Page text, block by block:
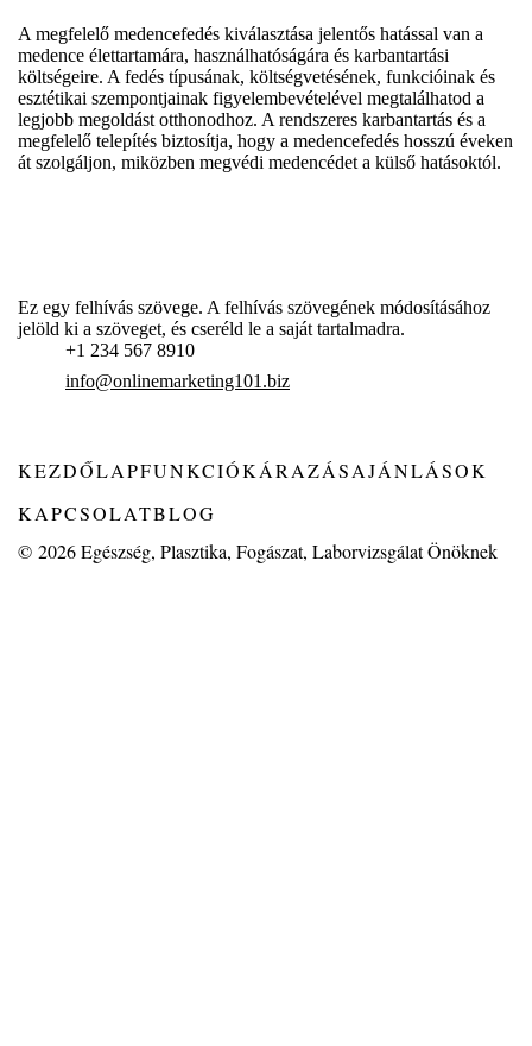
A megfelelő medencefedés kiválasztása jelentős hatással van a
medence élettartamára, használhatóságára és karbantartási
költségeire. A fedés típusának, költségvetésének, funkcióinak és
esztétikai szempontjainak figyelembevételével megtalálhatod a
legjobb megoldást otthonodhoz. A rendszeres karbantartás és a
megfelelő telepítés biztosítja, hogy a medencefedés hosszú éveken
át szolgáljon, miközben megvédi medencédet a külső hatásoktól.
Ez egy felhívás szövege. A felhívás szövegének módosításához
jelöld ki a szöveget, és cseréld le a saját tartalmadra.
+1 234 567 8910
info@onlinemarketing101.biz
KEZDŐLAPFUNKCIÓKÁRAZÁSAJÁNLÁSOK
KAPCSOLATBLOG
© 2026Egészség, Plasztika, Fogászat, Laborvizsgálat Önöknek